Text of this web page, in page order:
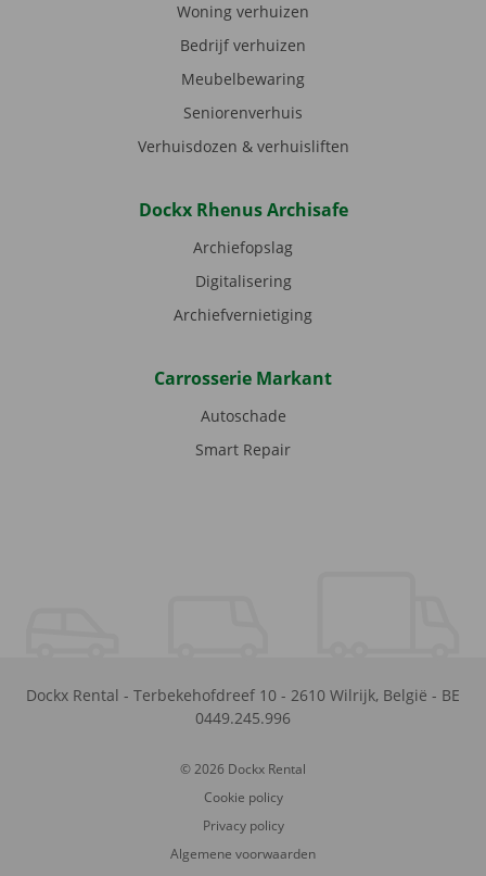
Woning verhuizen
Bedrijf verhuizen
Meubelbewaring
Seniorenverhuis
Verhuisdozen & verhuisliften
Dockx Rhenus Archisafe
Archiefopslag
Digitalisering
Archiefvernietiging
Carrosserie Markant
Autoschade
Smart Repair
Dockx Rental - Terbekehofdreef 10 - 2610 Wilrijk, België - BE
0449.245.996
© 2026 Dockx Rental
Cookie policy
Privacy policy
Algemene voorwaarden